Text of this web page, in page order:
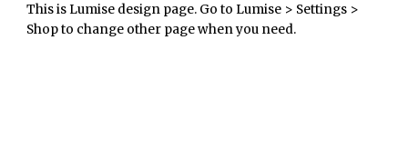
This is Lumise design page. Go to Lumise > Settings >
Shop to change other page when you need.